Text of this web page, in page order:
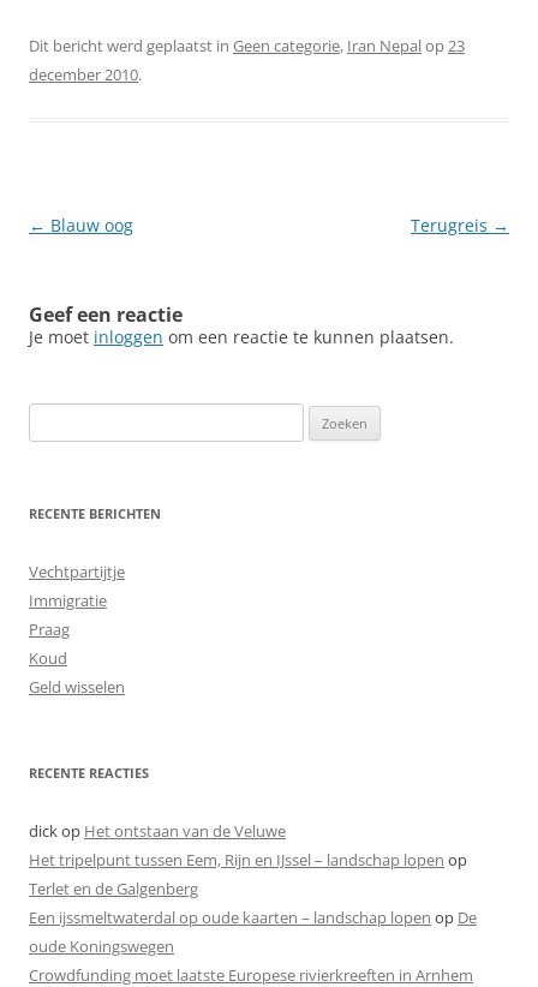
Dit bericht werd geplaatst in Geen categorie, Iran Nepalop23
december 2010.
Berichtnavigatie
← Blauw oog Terugreis →
Geef een reactie
Je moet inloggen om een reactie te kunnen plaatsen.
naar:
RECENTE BERICHTEN
Vechtpartijtje
Immigratie
Praag
Koud
Geld wisselen
RECENTE REACTIES
dickop Het ontstaan van de Veluwe
Het tripelpunt tussen Eem, Rijn en IJssel – landschap lopen op
Terlet en de Galgenberg
Een ijssmeltwaterdal op oude kaarten – landschap lopen op De
oude Koningswegen
Crowdfunding moet laatste Europese rivierkreeften in Arnhem